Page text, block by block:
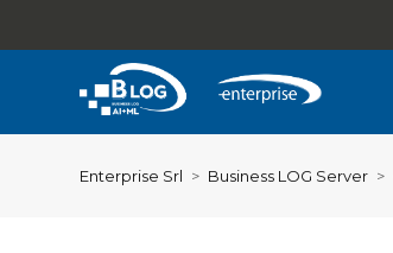
Enterprise Srl Business LOG Server